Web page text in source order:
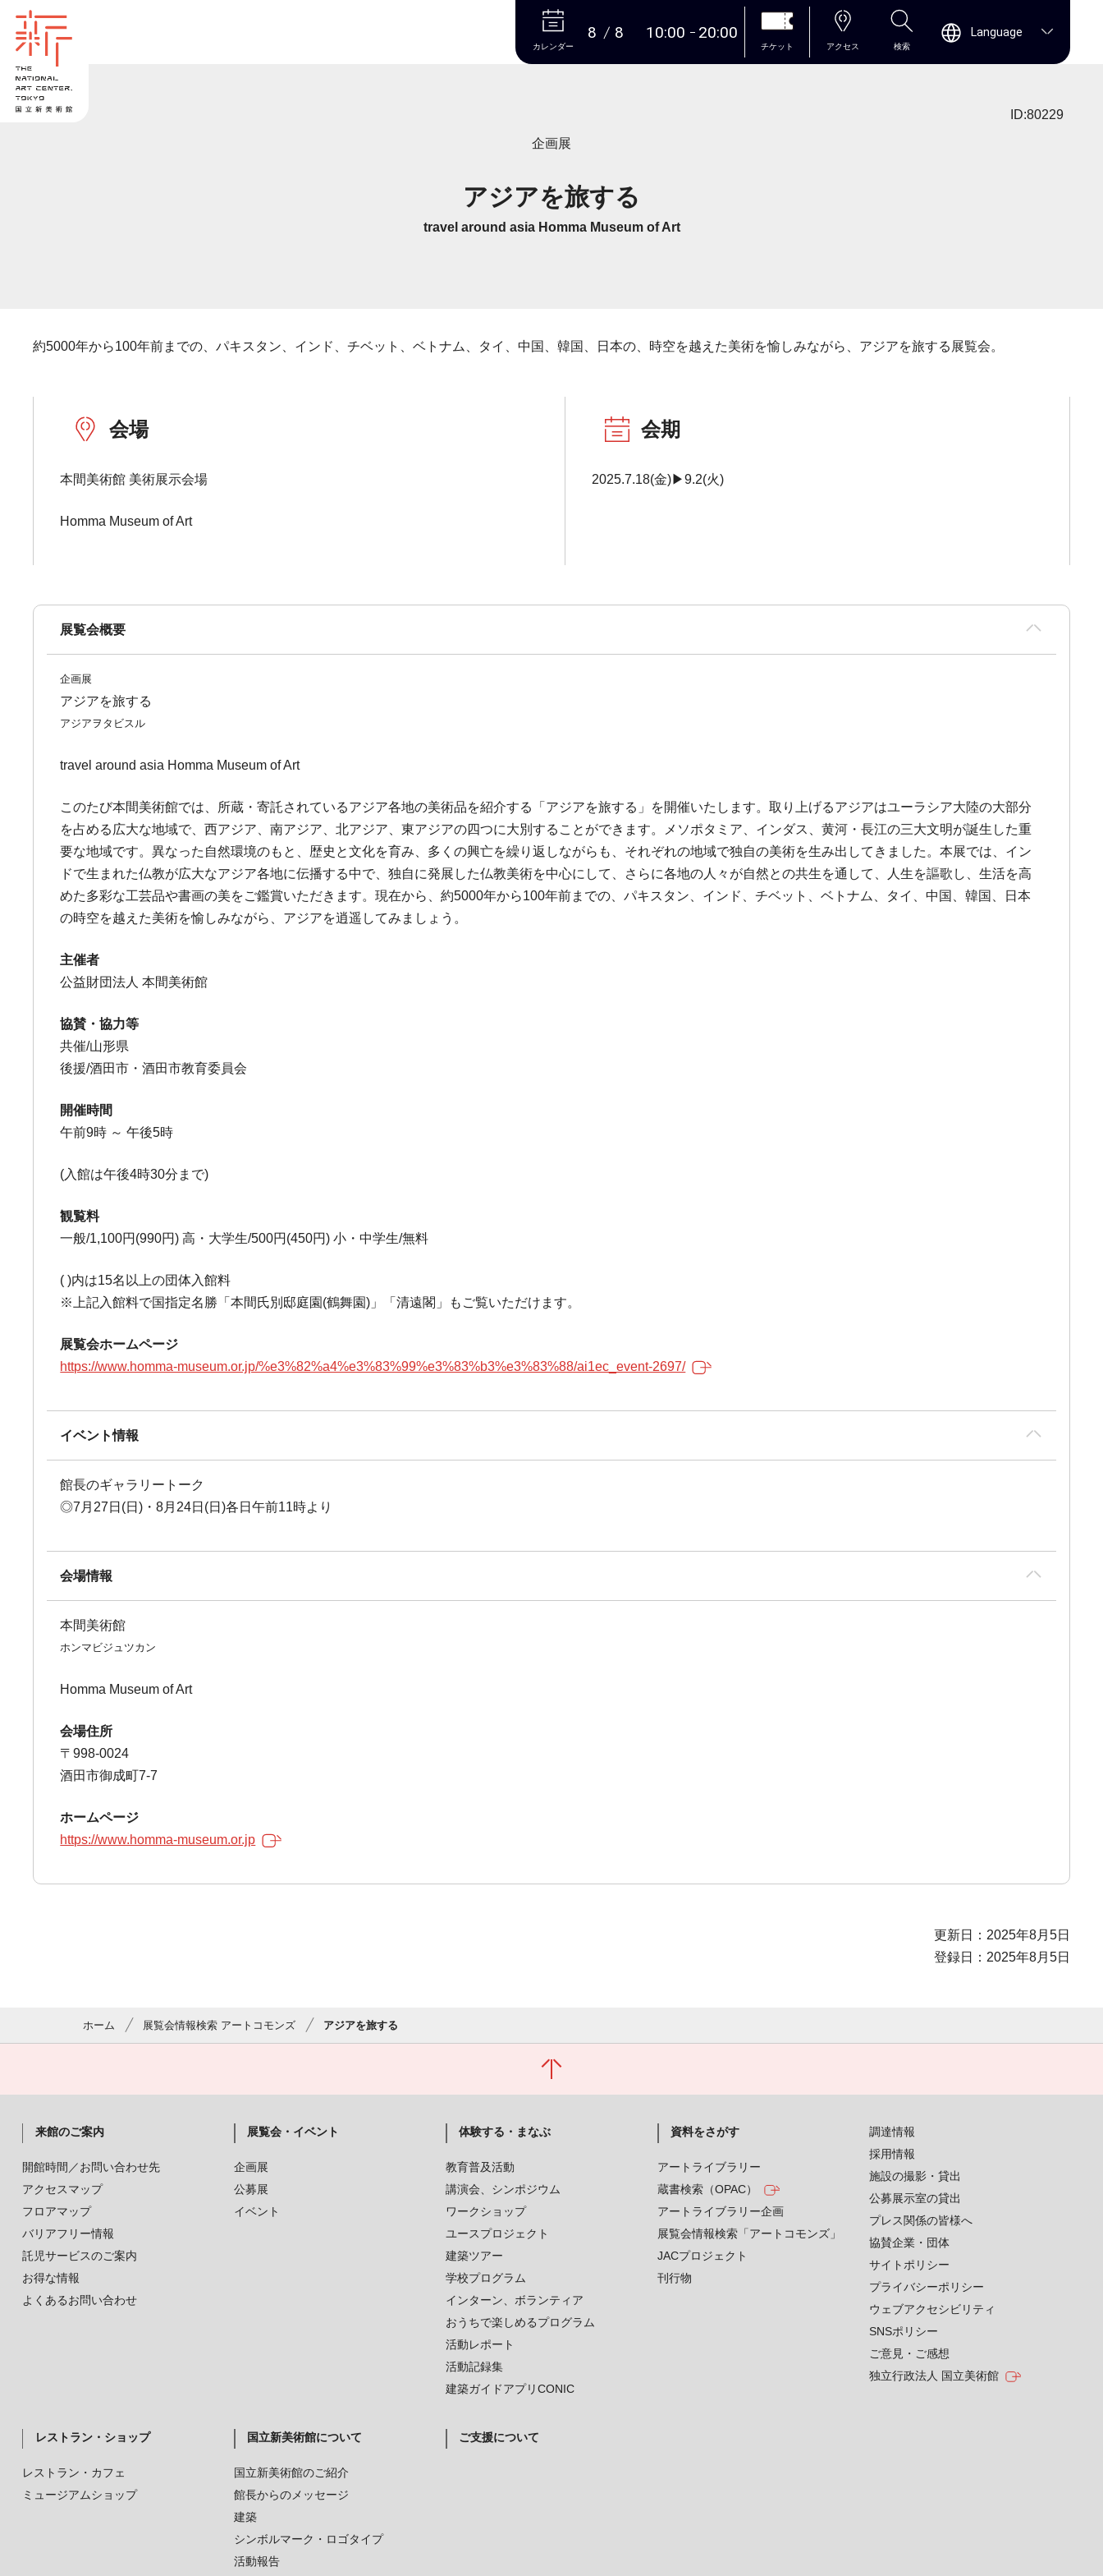
本文へ
カレンダー
8 8 10:00 20:00
チケット アクセス 検索
Language
ID:80229
企画展
アジアを旅する
travel around asia Homma Museum of Art
約5000年から100年前までの、パキスタン、インド、チベット、ベトナム、タイ、中国、韓国、日本の、時空を越えた美術を愉しみながら、アジアを旅する展覧会。
会場
本間美術館 美術展示会場
Homma Museum of Art
会期
2025.7.18(金)▶9.2(火)
展覧会概要
企画展
アジアを旅する
アジアヲタビスル
travel around asia Homma Museum of Art
このたび本間美術館では、所蔵・寄託されているアジア各地の美術品を紹介する「アジアを旅する」を開催いたします。取り上げるアジアはユーラシア大陸の大部分
を占める広大な地域で、西アジア、南アジア、北アジア、東アジアの四つに大別することができます。メソポタミア、インダス、黄河・長江の三大文明が誕生した重
要な地域です。異なった自然環境のもと、歴史と文化を育み、多くの興亡を繰り返しながらも、それぞれの地域で独自の美術を生み出してきました。本展では、イン
ドで生まれた仏教が広大なアジア各地に伝播する中で、独自に発展した仏教美術を中心にして、さらに各地の人々が自然との共生を通して、人生を謳歌し、生活を高
めた多彩な工芸品や書画の美をご鑑賞いただきます。現在から、約5000年から100年前までの、パキスタン、インド、チベット、ベトナム、タイ、中国、韓国、日本
の時空を越えた美術を愉しみながら、アジアを逍遥してみましょう。
主催者
公益財団法人 本間美術館
協賛・協力等
共催/山形県
後援/酒田市・酒田市教育委員会
開催時間
午前9時 ～ 午後5時
(入館は午後4時30分まで)
観覧料
一般/1,100円(990円) 高・大学生/500円(450円) 小・中学生/無料
( )内は15名以上の団体入館料
※上記入館料で国指定名勝「本間氏別邸庭園(鶴舞園)」「清遠閣」もご覧いただけます。
展覧会ホームページ
https://www.homma-museum.or.jp/%e3%82%a4%e3%83%99%e3%83%b3%e3%83%88/ai1ec_event-2697/
イベント情報
館長のギャラリートーク
◎7月27日(日)・8月24日(日)各日午前11時より
会場情報
本間美術館
ホンマビジュツカン
Homma Museum of Art
会場住所
〒998-0024
酒田市御成町7-7
ホームページ
https://www.homma-museum.or.jp
更新日：2025年8月5日
登録日：2025年8月5日
ホーム 展覧会情報検索 アートコモンズ アジアを旅する
来館のご案内
開館時間／お問い合わせ先
アクセスマップ
フロアマップ
バリアフリー情報
託児サービスのご案内
お得な情報
よくあるお問い合わせ
展覧会・イベント
企画展
公募展
イベント
体験する・まなぶ
教育普及活動
講演会、シンポジウム
ワークショップ
ユースプロジェクト
建築ツアー
学校プログラム
インターン、ボランティア
おうちで楽しめるプログラム
活動レポート
活動記録集
建築ガイドアプリCONIC
資料をさがす
アートライブラリー
蔵書検索（OPAC）
アートライブラリー企画
展覧会情報検索「アートコモンズ」
JACプロジェクト
刊行物
レストラン・ショップ
レストラン・カフェ
ミュージアムショップ
国立新美術館について
国立新美術館のご紹介
館長からのメッセージ
建築
シンボルマーク・ロゴタイプ
活動報告
ご支援について
調達情報
採用情報
施設の撮影・貸出
公募展示室の貸出
プレス関係の皆様へ
協賛企業・団体
サイトポリシー
プライバシーポリシー
ウェブアクセシビリティ
SNSポリシー
ご意見・ご感想
独立行政法人 国立美術館